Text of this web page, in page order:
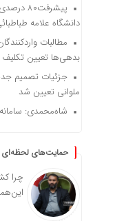
دانشگاه علامه
مطالبات
بدهی‌ها تعیین
جزئیات تصمیم
ملوانی تعیین شد
شاه‌محمدی:
حمایت‌های لحظه‌ای
چرا